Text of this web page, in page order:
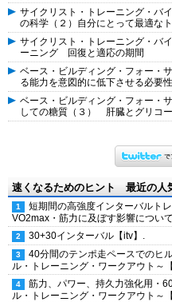
サイクリスト・トレーニング・バ
の科学（２）自分にとって最適な
サイクリスト・トレーニング・バ
ーニング 回復と適応の期間
ベース・ビルディング・フォー・
る能力を意図的に低下させる必要性
ベース・ビルディング・フォー・
しての糖質（３） 肝臓とグリコ
速くなるためのヒント 最近の人
短期間の高強度インターバルト
VO2max・筋力に及ぼす影響につい
30+30インターバル【itv】.
40分間のテンポ走ペースでのヒ
ル・トレーニング・ワークアウト～
筋力、パワー、持久力強化用・
ル・トレーニング・ワークアウト～